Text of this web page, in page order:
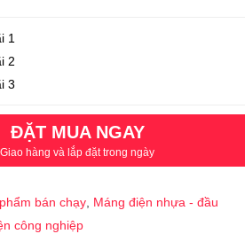
1
2
3
ĐẶT MUA NGAY
Giao hàng và lắp đặt trong ngày
bán chạy, Máng điện nhựa - đầu
công nghiệp